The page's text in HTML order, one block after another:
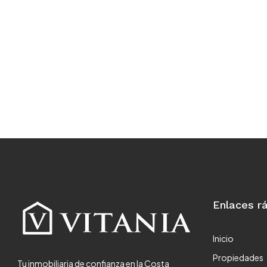
Tu inmobiliaria de confianza en la Costa
Enlaces
Inicio
Propiedades